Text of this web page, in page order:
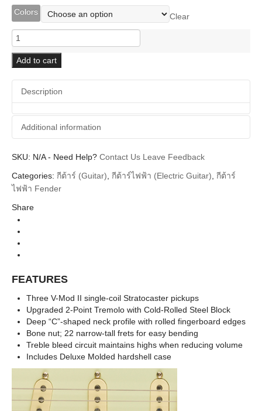
Colors
Clear
Fender
American
Professional
II
Stratocaster
Anniversary
2-
Color
Sunburst
Limited
Edition
Add to cart
Description
Additional information
Additional information
Brands Fender
Colors
Limited Anniversary 2-Color Sunburst Maple
Neck, Limited Anniversary 2-Color Sunburst
Rosewood Neck
SKU: N/A- Need Help? Contact Us Leave Feedback
Categories: กีต้าร์ (Guitar), กีต้าร์ไฟฟ้า (Electric Guitar), กีต้าร์
ไฟฟ้า Fender
Share
FEATURES
Three V-Mod II single-coil Stratocaster pickups
Upgraded 2-Point Tremolo with Cold-Rolled Steel Block
Deep “C”-shaped neck profile with rolled fingerboard edges
Bone nut; 22 narrow-tall frets for easy bending
Treble bleed circuit maintains highs when reducing volume
Includes Deluxe Molded hardshell case